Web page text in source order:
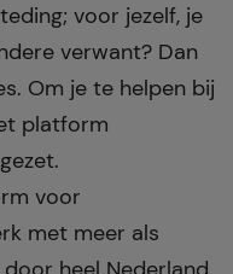
voor jezelf, je
verwant? Dan
Om je te helpen bij
platform
voor
met meer als